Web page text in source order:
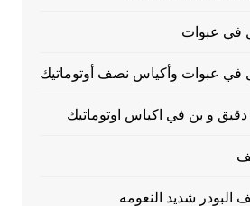
في عبوات
في عبوات وأكياس نصف أوتوماتيك
دقيق و بن في اكياس اوتوماتيك
البودر شديد النعومه